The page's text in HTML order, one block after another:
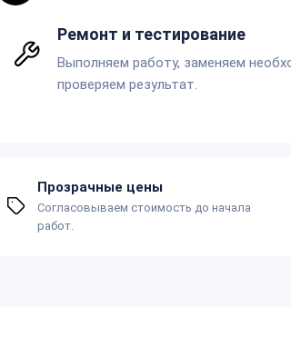
Ремонт и тестирование
Выполняем работу, заменяем
проверяем результат.
Прозрачные цены
Согласовываем стоимость до начала
работ.